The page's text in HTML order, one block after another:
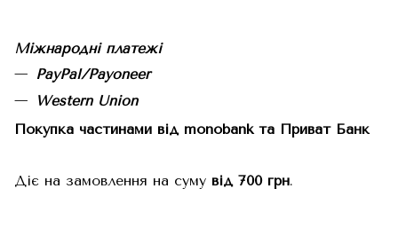
Міжнародні платежі
PayPal/Payoneer
Western Union
Покупка частинами від monobank та Приват Банк
Діє на замовлення на суму від 700 грн.